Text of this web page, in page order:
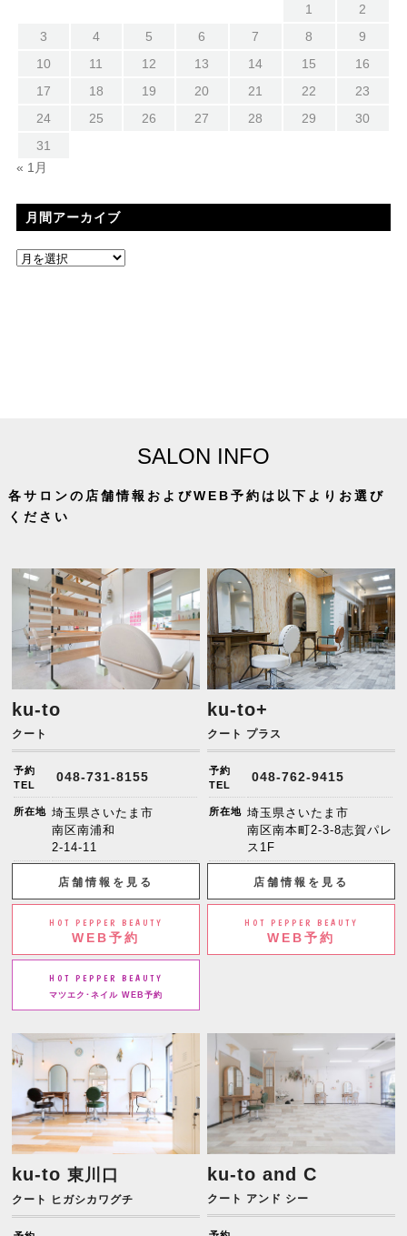
1
2
3
4 5 6 7 8
9
10
11 12 13 14 15
16
17
18 19 20 21 22
23
24
25 26 27 28 29
30
31
« 1月
月間アーカイブ
SALON INFO
各サロンの店舗情報およびWEB予約は以下よりお選び
ください
ku-to
クート
予約
TEL
048-731-8155
所在地 埼玉県さいたま市
南区南浦和
2-14-11
店舗情報を見る
HOT PEPPER BEAUTY
WEB予約
HOT PEPPER BEAUTY
マツエク･ネイル WEB予約
ku-to+
クート プラス
予約
TEL
048-762-9415
所在地 埼玉県さいたま市
南区南本町2-3-8志賀パレ
ス1F
店舗情報を見る
HOT PEPPER BEAUTY
WEB予約
ku-to東川口
クート ヒガシカワグチ
ku-to and C
クート アンド シー